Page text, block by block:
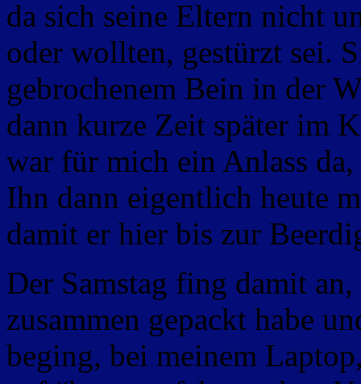
da sich seine Eltern nicht
oder wollten, gestürzt sei.
gebrochenem Bein in der
dann kurze Zeit später im
war für mich ein Anlass
Ihn dann eigentlich heute
damit er hier bis zur
Der Samstag fing damit
zusammen gepackt habe
beging, bei meinem